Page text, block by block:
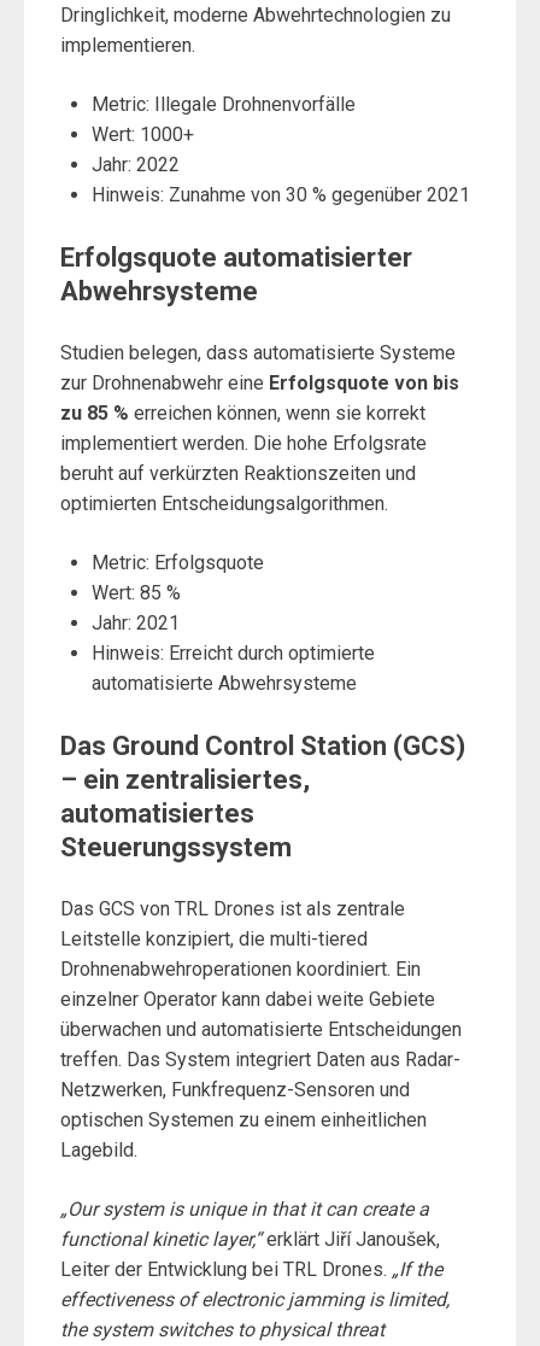
Dringlichkeit, moderne Abwehrtechnologien zu
implementieren.
Metric: Illegale Drohnenvorfälle
Wert: 1000+
Jahr: 2022
Hinweis: Zunahme von 30 % gegenüber 2021
Erfolgsquote automatisierter
Abwehrsysteme
Studien belegen, dass automatisierte Systeme
zur Drohnenabwehr eine Erfolgsquote von bis
zu 85 % erreichen können, wenn sie korrekt
implementiert werden. Die hohe Erfolgsrate
beruht auf verkürzten Reaktionszeiten und
optimierten Entscheidungsalgorithmen.
Metric: Erfolgsquote
Wert: 85 %
Jahr: 2021
Hinweis: Erreicht durch optimierte
automatisierte Abwehrsysteme
Das Ground Control Station (GCS)
– ein zentralisiertes,
automatisiertes
Steuerungssystem
Das GCS von TRL Drones ist als zentrale
Leitstelle konzipiert, die multi-tiered
Drohnenabwehroperationen koordiniert. Ein
einzelner Operator kann dabei weite Gebiete
überwachen und automatisierte Entscheidungen
treffen. Das System integriert Daten aus Radar-
Netzwerken, Funkfrequenz-Sensoren und
optischen Systemen zu einem einheitlichen
Lagebild.
„Our system is unique in that it can create a
functional kinetic layer,“erklärt Jiří Janoušek,
Leiter der Entwicklung bei TRL Drones. „If the
effectiveness of electronic jamming is limited,
the system switches to physical threat